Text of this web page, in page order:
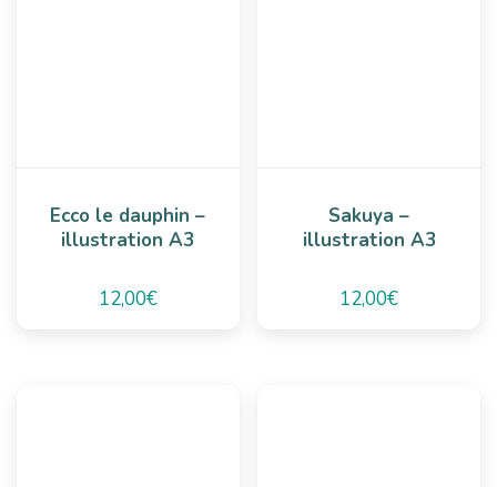
Ecco le dauphin –
illustration A3
12,00€
Sakuya –
illustration A3
12,00€